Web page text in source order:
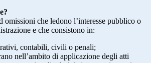
omissioni che ledono l’interesse pubblico o
e che consistono in:
contabili, civili o penali;
nell’ambito di applicazione degli atti